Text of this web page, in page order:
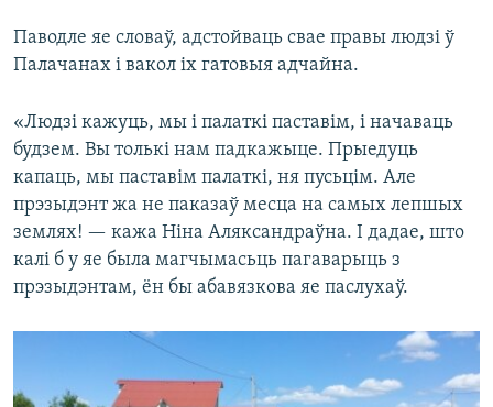
Паводле яе словаў, адстойваць свае правы людзі ў
Палачанах і вакол іх гатовыя адчайна.
«Людзі кажуць, мы і палаткі паставім, і начаваць
будзем. Вы толькі нам падкажыце. Прыедуць
капаць, мы паставім палаткі, ня пусьцім. Але
прэзыдэнт жа не паказаў месца на самых лепшых
землях! — кажа Ніна Аляксандраўна. І дадае, што
калі б у яе была магчымасьць пагаварыць з
прэзыдэнтам, ён бы абавязкова яе паслухаў.